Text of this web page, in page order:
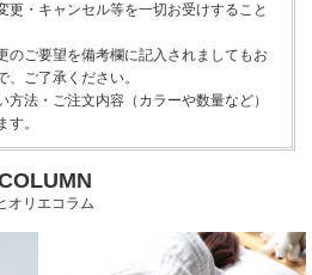
更・キャンセル等を一切お受けすること
のご要望を備考欄に記入されましてもお
ご了承ください。
法・ご注文内容（カラーや数量など）
。
オリエコラム